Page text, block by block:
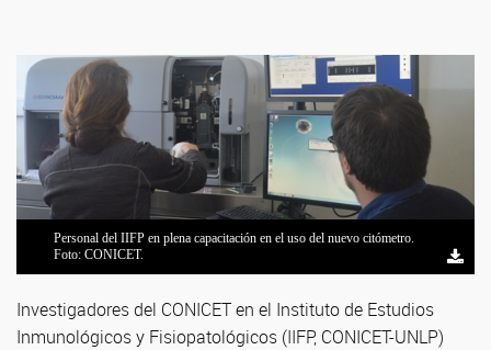
Personal del IIFP en plena capacitación en el uso del nuevo citómetro.
Foto: CONICET.
Investigadores del CONICET en el Instituto de Estudios
Inmunológicos y Fisiopatológicos (IIFP, CONICET-UNLP)